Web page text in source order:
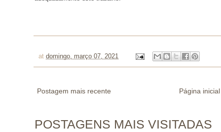
at domingo, março 07, 2021
Postagem mais recente Página inicial
POSTAGENS MAIS VISITADAS